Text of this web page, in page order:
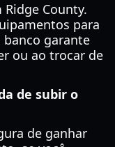
Ridge County.
para
banco garante
ou ao trocar de
de subir o
de ganhar